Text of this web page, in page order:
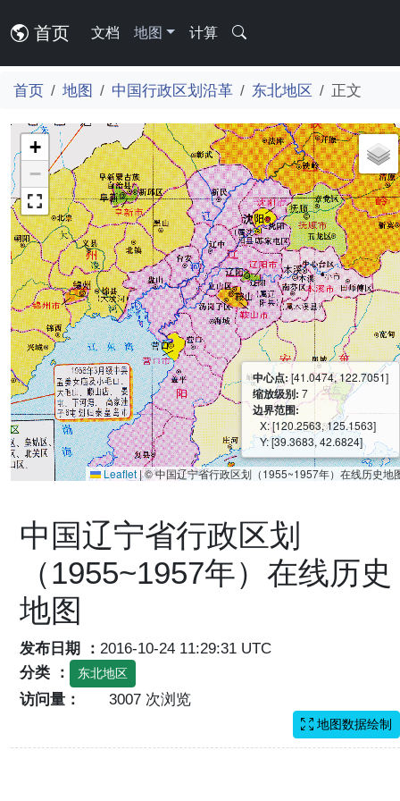
首页 文档 地图 计算
首页 地图 中国行政区划沿革 东北地区 正文
+
−
中心点:[41.0474, 122.7051]
缩放级别: 7
边界范围:
X: [120.2563, 125.1563]
Y: [39.3683, 42.6824]
Leaflet |© 中国辽宁省行政区划（1955~1957年）在线历史地
中国辽宁省行政区划
（1955~1957年）在线历史
地图
发布日期 ： 2016-10-24 11:29:31 UTC
分类 ：
东北地区
访问量： 3007 次浏览
地图数据绘制